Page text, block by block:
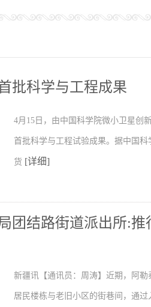
批科学与工程成果
4月15日，由中国科学院微小卫星创
首批科学与工程试验成果。据中国
货 [详细]
团结路街道派出所:推
新疆讯【通讯员：周涛】近期，阿
居民楼栋与老旧小区的街巷间，通